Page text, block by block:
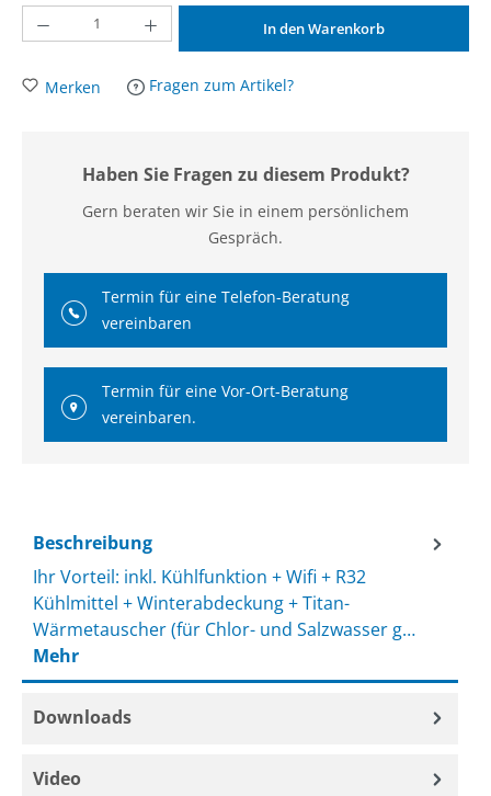
Produkt Anzahl: Gib den gewünschten Wert ein oder benutze die Schaltflächen
In den Warenkorb
Merken Fragen zum Artikel?
Haben Sie Fragen zu diesem Produkt?
Gern beraten wir Sie in einem persönlichem
Gespräch.
Termin für eine Telefon-Beratung
vereinbaren
Termin für eine Vor-Ort-Beratung
vereinbaren.
Beschreibung
Ihr Vorteil: inkl. Kühlfunktion + Wifi + R32
Kühlmittel + Winterabdeckung + Titan-
Wärmetauscher (für Chlor- und Salzwasser g…
Mehr
Downloads
Video